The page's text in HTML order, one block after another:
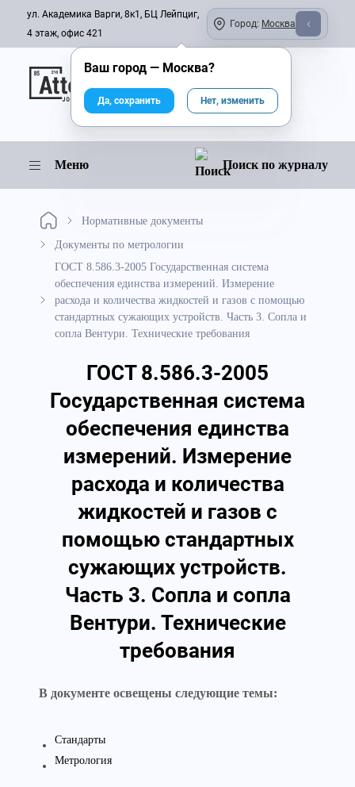
ул. Академика Варги, 8к1, БЦ Лейпциг,
4 этаж, офис 421
Город: Москва
Онлайн-журнал
Меню Поиск по журналу
Нормативные документы
Документы по метрологии
ГОСТ 8.586.3-2005 Государственная система
обеспечения единства измерений. Измерение
расхода и количества жидкостей и газов с помощью
стандартных сужающих устройств. Часть 3. Сопла и
сопла Вентури. Технические требования
ГОСТ 8.586.3-2005
Государственная система
обеспечения единства
измерений. Измерение
расхода и количества
жидкостей и газов с
помощью стандартных
сужающих устройств.
Часть 3. Сопла и сопла
Вентури. Технические
требования
В документе освещены следующие темы:
Стандарты
Метрология
Ваш город — Москва?
Да, сохранить Нет, изменить